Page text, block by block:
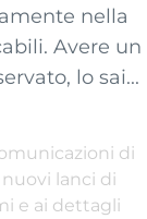
nella
Avere un
lo sai...
di
lanci di
e ai dettagli